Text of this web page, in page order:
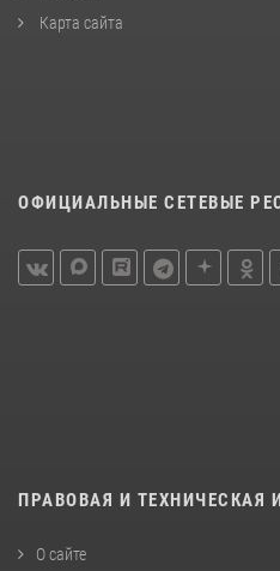
Карта сайта
ОФИЦИАЛЬНЫЕ СЕТЕВЫЕ
ПРАВОВАЯ И ТЕХНИЧЕСКАЯ
О сайте